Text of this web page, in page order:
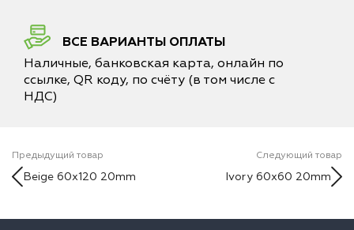
ВСЕ ВАРИАНТЫ ОПЛАТЫ
Наличные, банковская карта, онлайн по
ссылке, QR коду, по счёту (в том числе с
НДС)
Предыдущий товар
Beige 60x120 20mm
Следующий товар
Ivory 60x60 20mm